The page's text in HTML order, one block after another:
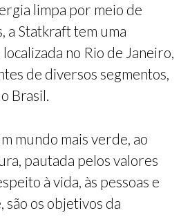
limpa por meio de
a Statkraft tem uma
no Rio de Janeiro,
de diversos segmentos,
Brasil.
mundo mais verde, ao
pautada pelos valores
à vida, às pessoas e
são os objetivos da